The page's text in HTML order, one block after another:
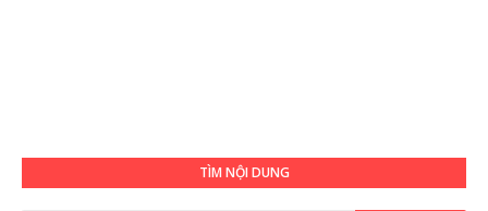
TÌM NỘI DUNG